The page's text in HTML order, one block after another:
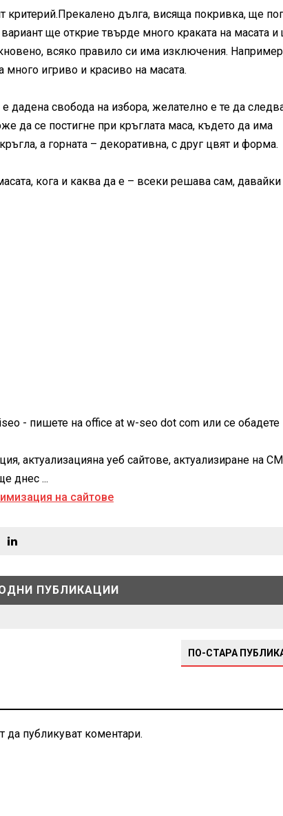
критерий.Прекалено дълга, висяща покривка, ще
ще открие твърде много краката на масата
всяко правило си има изключения.
игриво и красиво на масата.
дадена свобода на избора, желателно е те да
да се постигне при кръглата маса, където да има
а горната – декоративна, с друг цвят и форма.
кога и каква да е – всеки решава сам, давайки
- пишете на office at w-seo dot com или се обадете
актуализацияна уеб сайтове, актуализиране на
днес ...
ПУБЛИКАЦИИ
ПО-СТАРА
да публикуват коментари.